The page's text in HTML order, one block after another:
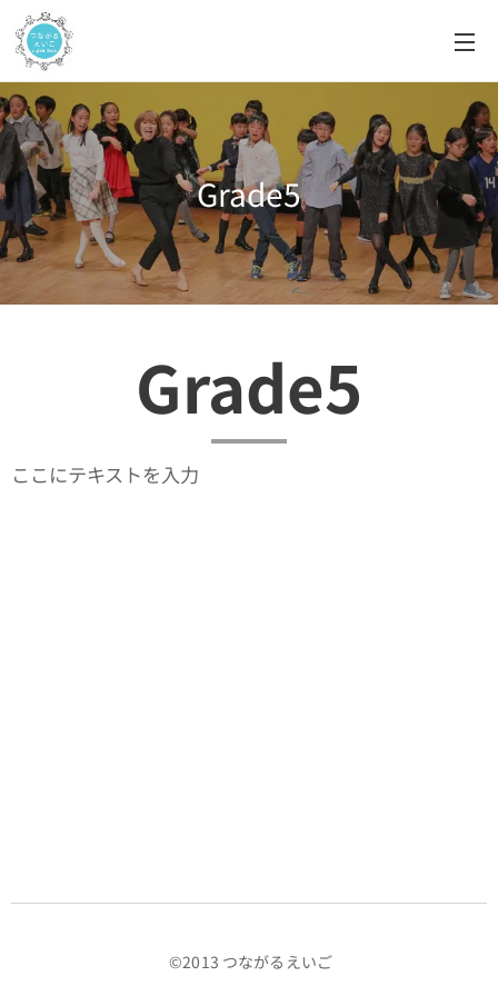
Grade5
Grade5
ここにテキストを入力
©️2013 つながるえいご